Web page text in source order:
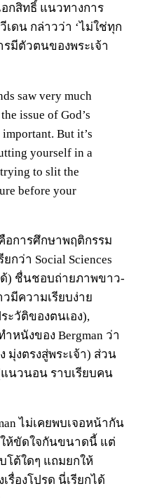
กสิทธิ์ แนวทางการ
เดน กล่าวว่า ‘ไม่ใช่ทุก
รมีตัวตนของพระเจ้า
saw very much
issue of God’s
But it’s
yourself in a
to slit the
before your
อการศึกษาพฤติกรรม
ว่า Social Sciences
ด้) ชื่นชอบถ่ายภาพขาว-
มีความเรียบง่าย
ะวัติของตนเอง),
หนังของ Bergman ว่า
มุ่งตรงสู่พระเจ้า) ส่วน
แนวนอน ราบเรียบคน
ไม่เคยพบเจอหน้ากัน
ให้ขัดใจกันขนาดนี้ แต่
โต้ใดๆ แถมยกให้
เรื่องโปรด นี่เรียกได้